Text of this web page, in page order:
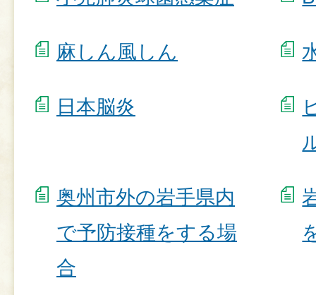
麻しん風しん
日本脳炎
奥州市外の岩手県内
で予防接種をする場
合